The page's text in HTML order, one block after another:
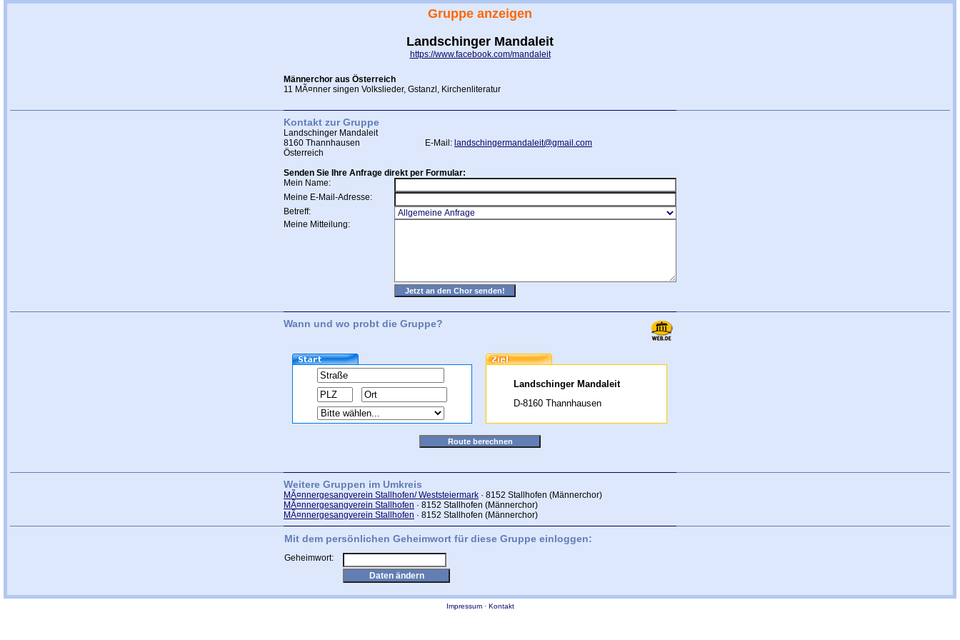
Gruppe anzeigen
Landschinger Mandaleit
https://www.facebook.com/mandaleit
Männerchor aus Österreich
11 MÃ¤nner singen Volkslieder, Gstanzl, Kirchenliteratur
Kontakt zur Gruppe
Landschinger Mandaleit
8160 Thannhausen
Österreich
E-Mail: landschingermandaleit@gmail.com
Senden Sie Ihre Anfrage direkt per Formular:
Mein Name:
Meine E-Mail-Adresse:
Betreff:
Meine Mitteilung:
Wann und wo probt die Gruppe?
Landschinger Mandaleit
D-8160 Thannhausen
Weitere Gruppen im Umkreis
MÃ¤nnergesangverein Stallhofen/ Weststeiermark · 8152 Stallhofen (Männerchor)
MÃ¤nnergesangverein Stallhofen · 8152 Stallhofen (Männerchor)
MÃ¤nnergesangverein Stallhofen · 8152 Stallhofen (Männerchor)
Mit dem persönlichen Geheimwort für diese Gruppe einloggen:
Geheimwort:
Impressum· Kontakt